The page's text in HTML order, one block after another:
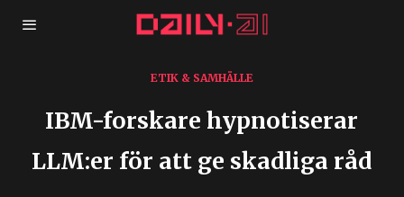
ETIK & SAMHÄLLE
IBM-forskare hypnotiserar
LLM:er för att ge skadliga råd